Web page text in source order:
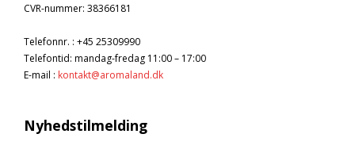
CVR-nummer: 38366181
Telefonnr. : +45 25309990
Telefontid: mandag-fredag 11:00 – 17:00
E-mail : kontakt@aromaland.dk
Nyhedstilmelding